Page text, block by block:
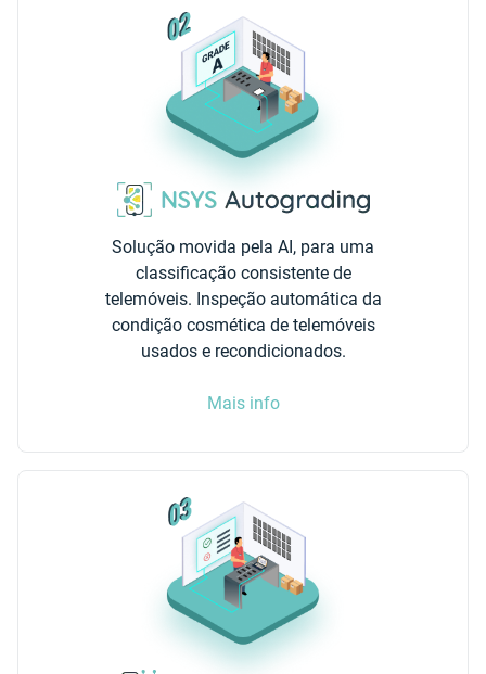
Solução movida pela AI, para uma
classificação consistente de
telemóveis. Inspeção automática da
condição cosmética de telemóveis
usados e recondicionados.
Mais info